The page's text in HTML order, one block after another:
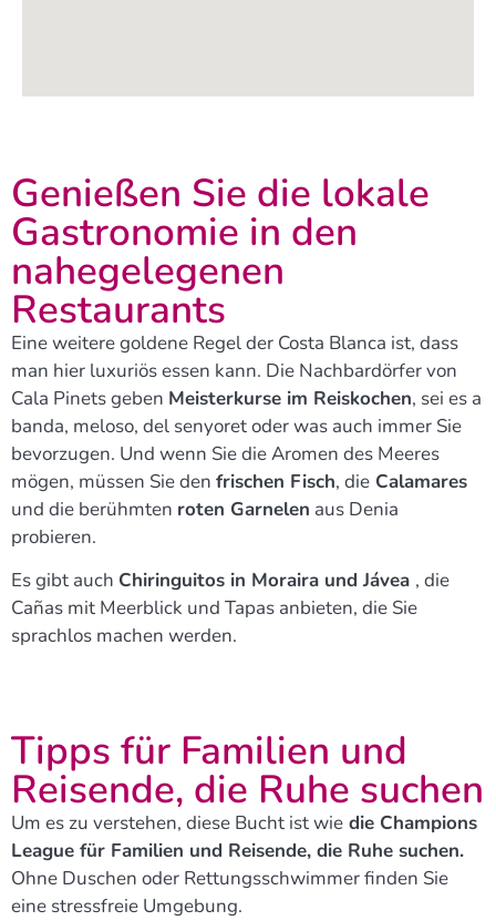
Genießen Sie die lokale
Gastronomie in den
nahegelegenen
Restaurants
Eine weitere goldene Regel der Costa Blanca ist, dass
man hier luxuriös essen kann. Die Nachbardörfer von
Cala Pinets geben Meisterkurse im Reiskochen, sei es a
banda, meloso, del senyoret oder was auch immer Sie
bevorzugen. Und wenn Sie die Aromen des Meeres
mögen, müssen Sie den frischen Fisch, die Calamares
und die berühmten roten Garnelen aus Denia
probieren.
Es gibt auch Chiringuitos in Moraira und Jávea , die
Cañas mit Meerblick und Tapas anbieten, die Sie
sprachlos machen werden.
Tipps für Familien und
Reisende, die Ruhe suchen
Um es zu verstehen, diese Bucht ist wie die Champions
League für Familien und Reisende, die Ruhe suchen.
Ohne Duschen oder Rettungsschwimmer finden Sie
eine stressfreie Umgebung.